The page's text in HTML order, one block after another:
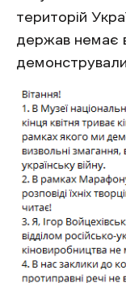
територій
держав немає